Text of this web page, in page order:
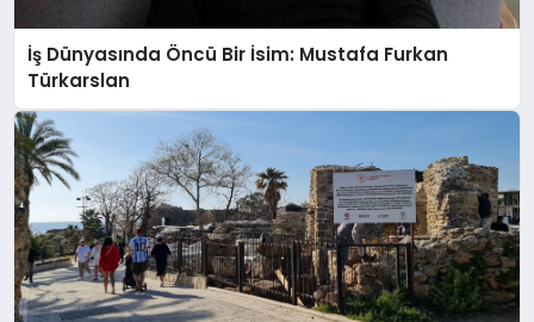
İş Dünyasında Öncü Bir İsim: Mustafa Furkan
Türkarslan